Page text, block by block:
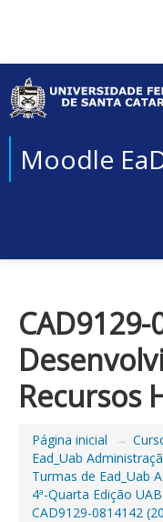
Moodle
Recursos
Página inicial →
Ead_Uab
Turmas de Ead_Uab
4ª-Quarta Edição UAB
CAD9129-0814142